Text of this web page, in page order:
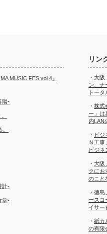
MUSIC FES vol.4』
陽-
計-
堂-
リン
・ 大阪
ン、ナ
トータ
・ 株式
ー」は
内LAN
・ ビジ
Ｎ工事
ビジネ
・ 大阪
クにお
のこと
・ 徳島
ースコ
イサー
・ 紙カ
の有限